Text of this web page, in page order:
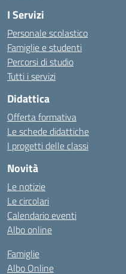
I Servizi
Personale scolastico
Famiglie e studenti
Percorsi di studio
Tutti i servizi
Didattica
Offerta formativa
Le schede didattiche
I progetti delle classi
Novità
Le notizie
Le circolari
Calendario eventi
Albo online
Famiglie
Albo Online